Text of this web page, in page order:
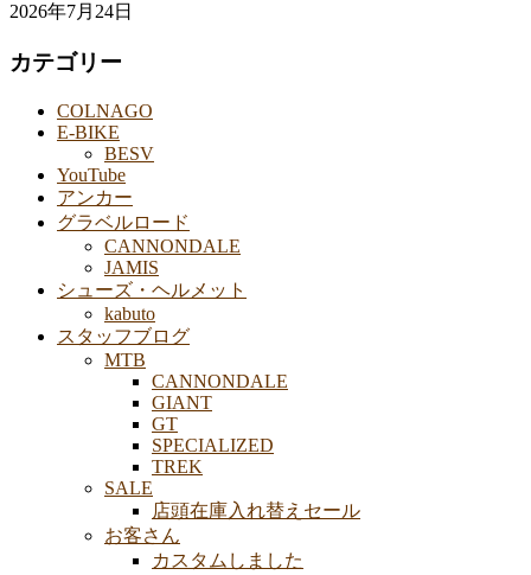
2026年7月24日
カテゴリー
COLNAGO
E-BIKE
BESV
YouTube
アンカー
グラベルロード
CANNONDALE
JAMIS
シューズ・ヘルメット
kabuto
スタッフブログ
MTB
CANNONDALE
GIANT
GT
SPECIALIZED
TREK
SALE
店頭在庫入れ替えセール
お客さん
カスタムしました